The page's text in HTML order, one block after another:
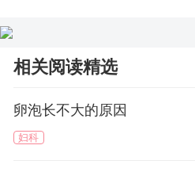
相关阅读精选
卵泡长不大的原因
妇科